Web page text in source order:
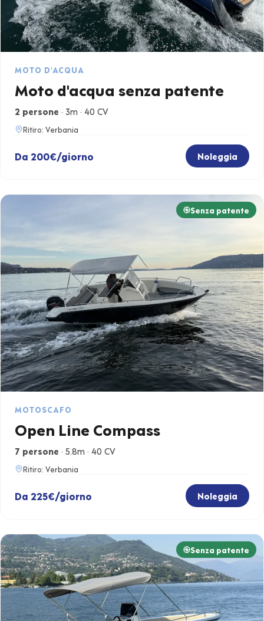
MOTO D'ACQUA
Moto d'acqua senza patente
2 persone · 3m · 40 CV
Ritiro: Verbania
Da 200€/giorno Noleggia
Senza patente
MOTOSCAFO
Open Line Compass
7 persone · 5.8m · 40 CV
Ritiro: Verbania
Da 225€/giorno Noleggia
Senza patente